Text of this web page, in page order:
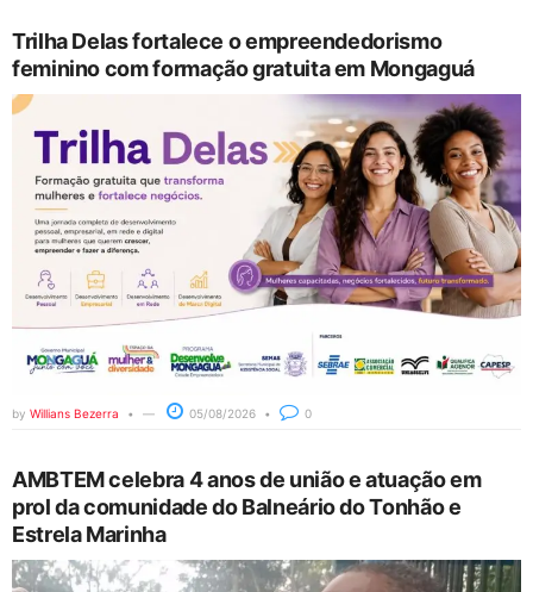
Trilha Delas fortalece o empreendedorismo
feminino com formação gratuita em Mongaguá
by Willians Bezerra 05/08/2026 0
AMBTEM celebra 4 anos de união e atuação em
prol da comunidade do Balneário do Tonhão e
Estrela Marinha